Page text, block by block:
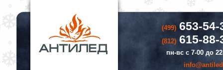
(499)653-54-
(812)615-88-
пн-вс с 7-00 до